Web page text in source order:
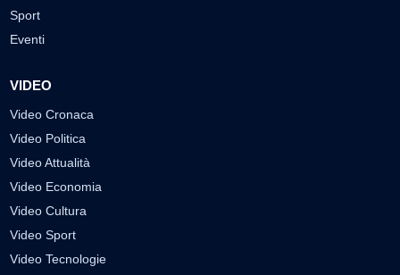
Sport
Eventi
VIDEO
Video Cronaca
Video Politica
Video Attualità
Video Economia
Video Cultura
Video Sport
Video Tecnologie